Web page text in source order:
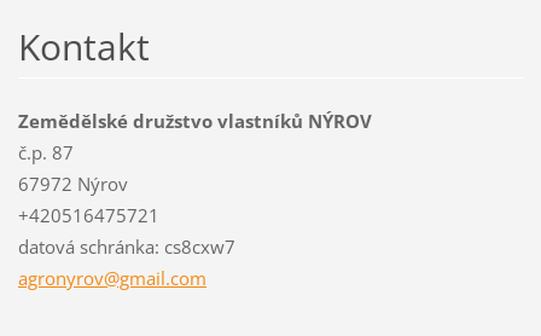
Kontakt
Zemědělské družstvo vlastníků NÝROV
č.p. 87
67972 Nýrov
+420516475721
datová schránka: cs8cxw7
agronyrov@gmail.com